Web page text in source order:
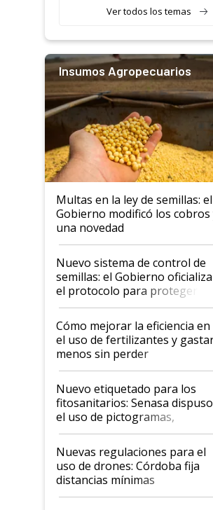
Ver todos los temas
Insumos Agropecuarios
Multas en la ley de semillas: el
Gobierno modificó los cobros
una novedad
Nuevo sistema de control de
semillas: el Gobierno oficializa
el protocolo para proteger la
propiedad intelectual
Cómo mejorar la eficiencia en
el uso de fertilizantes y
menos sin perder
productividad en la campaña
fina
Nuevo etiquetado para los
fitosanitarios: Senasa dispuso
el uso de pictogramas,
palabras de advertencia e
indicaciones
Nuevas regulaciones para el
uso de drones: Córdoba fija
distancias mínimas